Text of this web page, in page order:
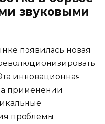
звуковыми
появилась новая
инновационная
применении
проблемы